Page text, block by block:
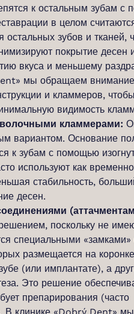
к остальным зубам с
в целом
зубов и тканей,
покрытие десен
вкуса и меньшему
мы обращаем
и кламмеров,
видимость
кламмерами:
вариантом. Основание
к зубам с помощью
используют как
стабильность,
десен.
поскольку не
специальными
размещается на
(или имплантате), а
Это решение
препарирования (часто